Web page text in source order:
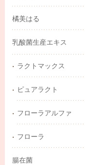
橘美はる
乳酸菌生産エキス
ラクトマックス
ピュアラクト
フローラアルファ
フローラ
腸在菌